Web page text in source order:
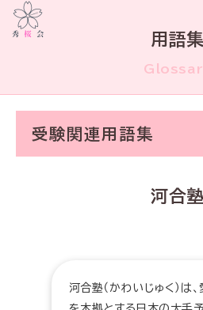
用語集
受験関連用語集
河合
河合塾（かわいじゅく）は